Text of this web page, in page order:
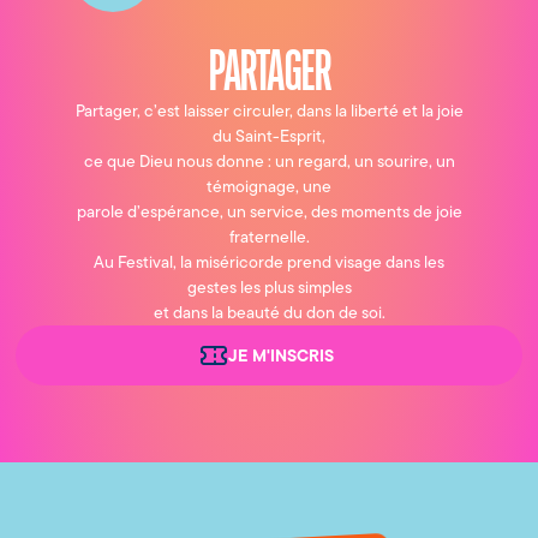
PARTAGER
Partager, c’est laisser circuler, dans la liberté et la joie
du Saint-Esprit,
ce que Dieu nous donne : un regard, un sourire, un
témoignage, une
parole d’espérance, un service, des moments de joie
fraternelle.
Au Festival, la miséricorde prend visage dans les
gestes les plus simples
et dans la beauté du don de soi.
JE M'INSCRIS